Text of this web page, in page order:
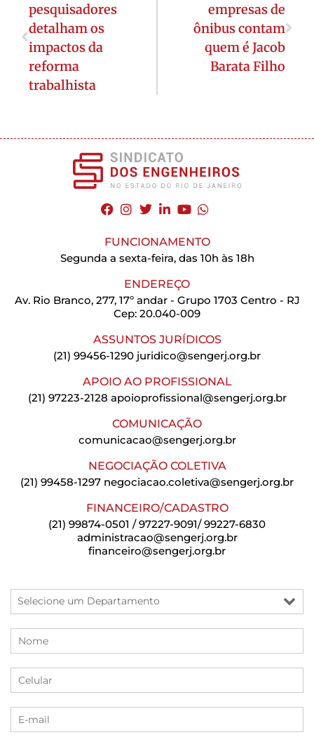
pesquisadores
detalham os
impactos da
reforma
trabalhista
empresas de
ônibus contam
quem é Jacob
Barata Filho
FUNCIONAMENTO
Segunda a sexta-feira, das 10h às 18h
ENDEREÇO
Av. Rio Branco, 277, 17º andar - Grupo 1703 Centro - RJ
Cep: 20.040-009
ASSUNTOS JURÍDICOS
(21) 99456-1290 juridico@sengerj.org.br
APOIO AO PROFISSIONAL
(21) 97223-2128 apoioprofissional@sengerj.org.br
COMUNICAÇÃO
comunicacao@sengerj.org.br
NEGOCIAÇÃO COLETIVA
(21) 99458-1297 negociacao.coletiva@sengerj.org.br
FINANCEIRO/CADASTRO
(21) 99874-0501 / 97227-9091/ 99227-6830
administracao@sengerj.org.br
financeiro@sengerj.org.br